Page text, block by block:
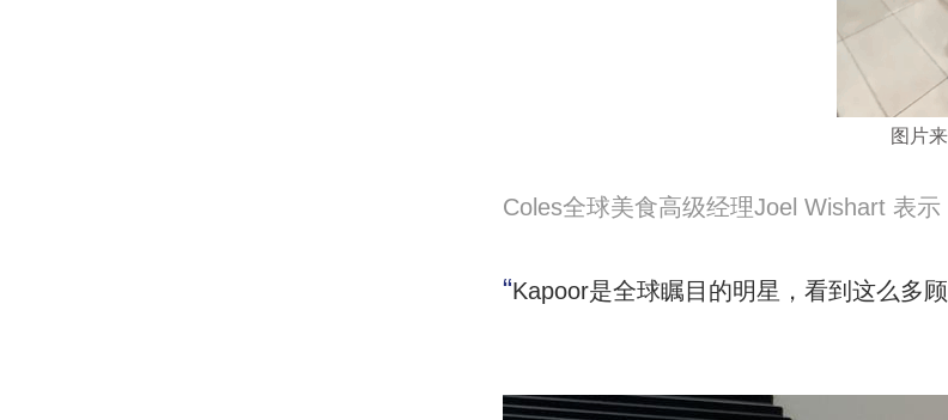
图片
Coles全球美食高级经理Joel Wishart 表示
“Kapoor是全球瞩目的明星，看到这么多